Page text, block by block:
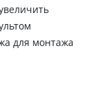
для монтажа